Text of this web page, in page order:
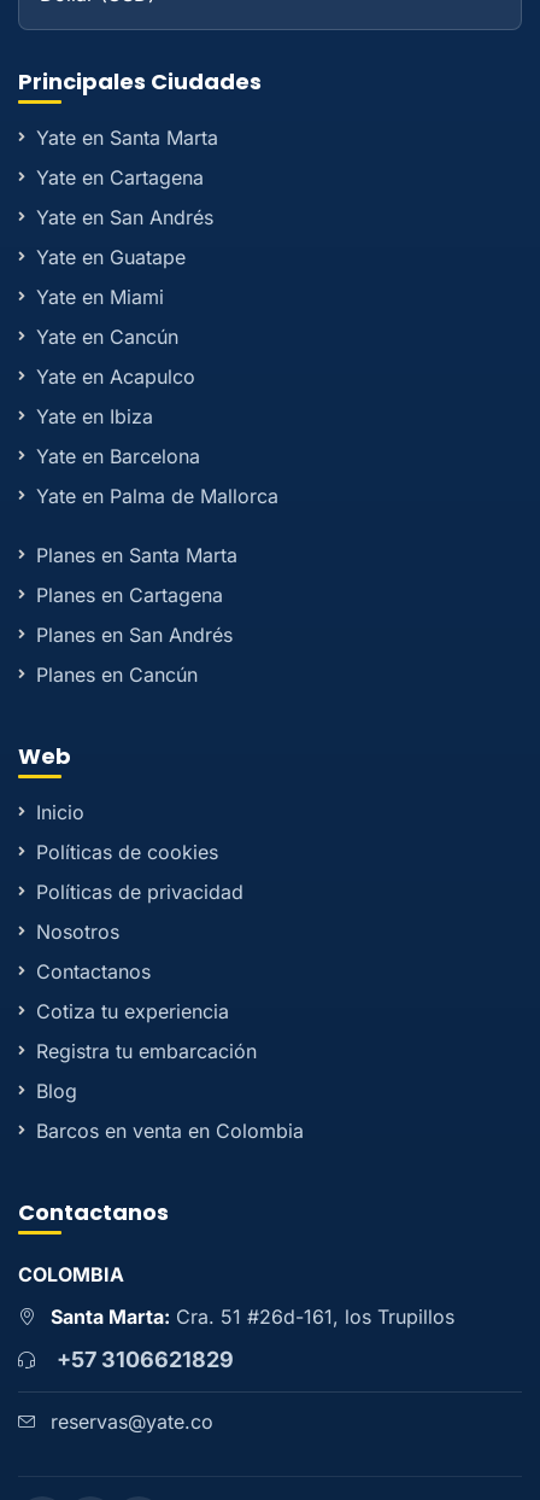
Principales Ciudades
Yate en Santa Marta
Yate en Cartagena
Yate en San Andrés
Yate en Guatape
Yate en Miami
Yate en Cancún
Yate en Acapulco
Yate en Ibiza
Yate en Barcelona
Yate en Palma de Mallorca
Planes en Santa Marta
Planes en Cartagena
Planes en San Andrés
Planes en Cancún
Web
Inicio
Políticas de cookies
Políticas de privacidad
Nosotros
Contactanos
Cotiza tu experiencia
Registra tu embarcación
Blog
Barcos en venta en Colombia
Contactanos
COLOMBIA
Santa Marta: Cra. 51 #26d-161, los Trupillos
+57 3106621829
reservas@yate.co